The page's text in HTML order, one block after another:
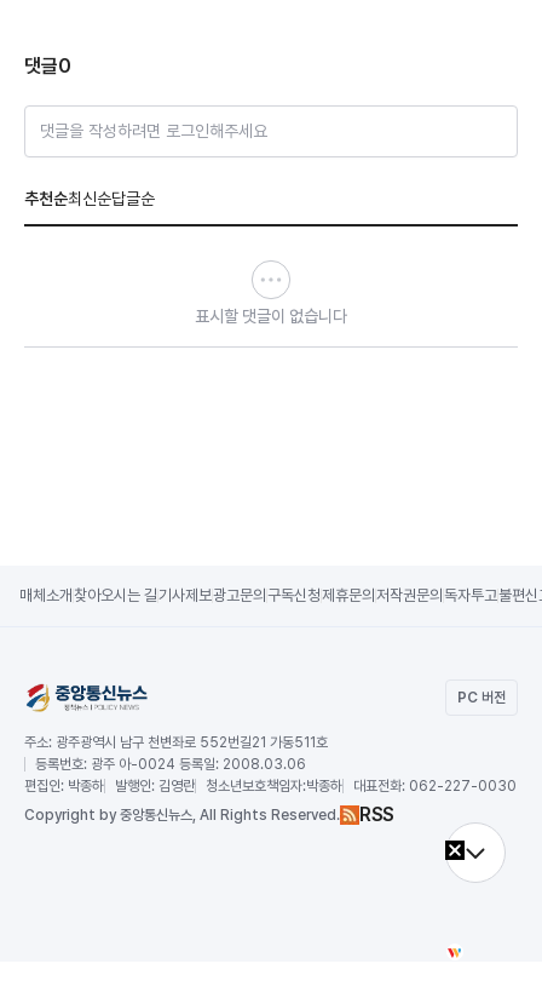
댓글0
댓글을 작성하려면 로그인해주세요
추천순최신순답글순
표시할 댓글이 없습니다
매체소개 찾아오시는 길기사제보광고문의 구독신청제휴문의 저작권문의 독자투고불편신
PC 버전
주소: 광주광역시 남구 천변좌로 552번길21 가동511호
등록번호: 광주 아-0024 등록일: 2008.03.06
편집인: 박종하 발행인: 김영란 청소년보호책임자:박종하 대표전화: 062-227-0030
Copyright by 중앙통신뉴스, All Rights Reserved. RSS